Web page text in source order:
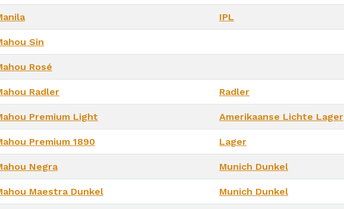
IPL
Sin
Rosé
Radler Radler
Premium Light Amerikaanse Lichte Lager
Premium 1890 Lager
Negra Munich Dunkel
Maestra Dunkel Munich Dunkel